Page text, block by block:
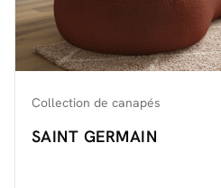
Collection de canapés
SAINT GERMAIN